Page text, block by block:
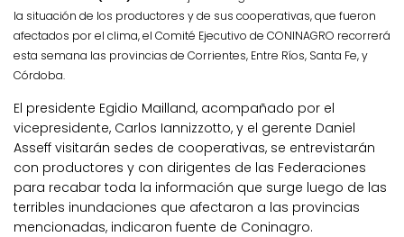
la situación de los productores y de sus cooperativas, que fueron
afectados por el clima, el Comité Ejecutivo de CONINAGRO recorrerá
esta semana las provincias de Corrientes, Entre Ríos, Santa Fe, y
Córdoba.
El presidente Egidio Mailland, acompañado por el
vicepresidente, Carlos Iannizzotto, y el gerente Daniel
Asseff visitarán sedes de cooperativas, se entrevistarán
con productores y con dirigentes de las Federaciones
para recabar toda la información que surge luego de las
terribles inundaciones que afectaron a las provincias
mencionadas, indicaron fuente de Coninagro.